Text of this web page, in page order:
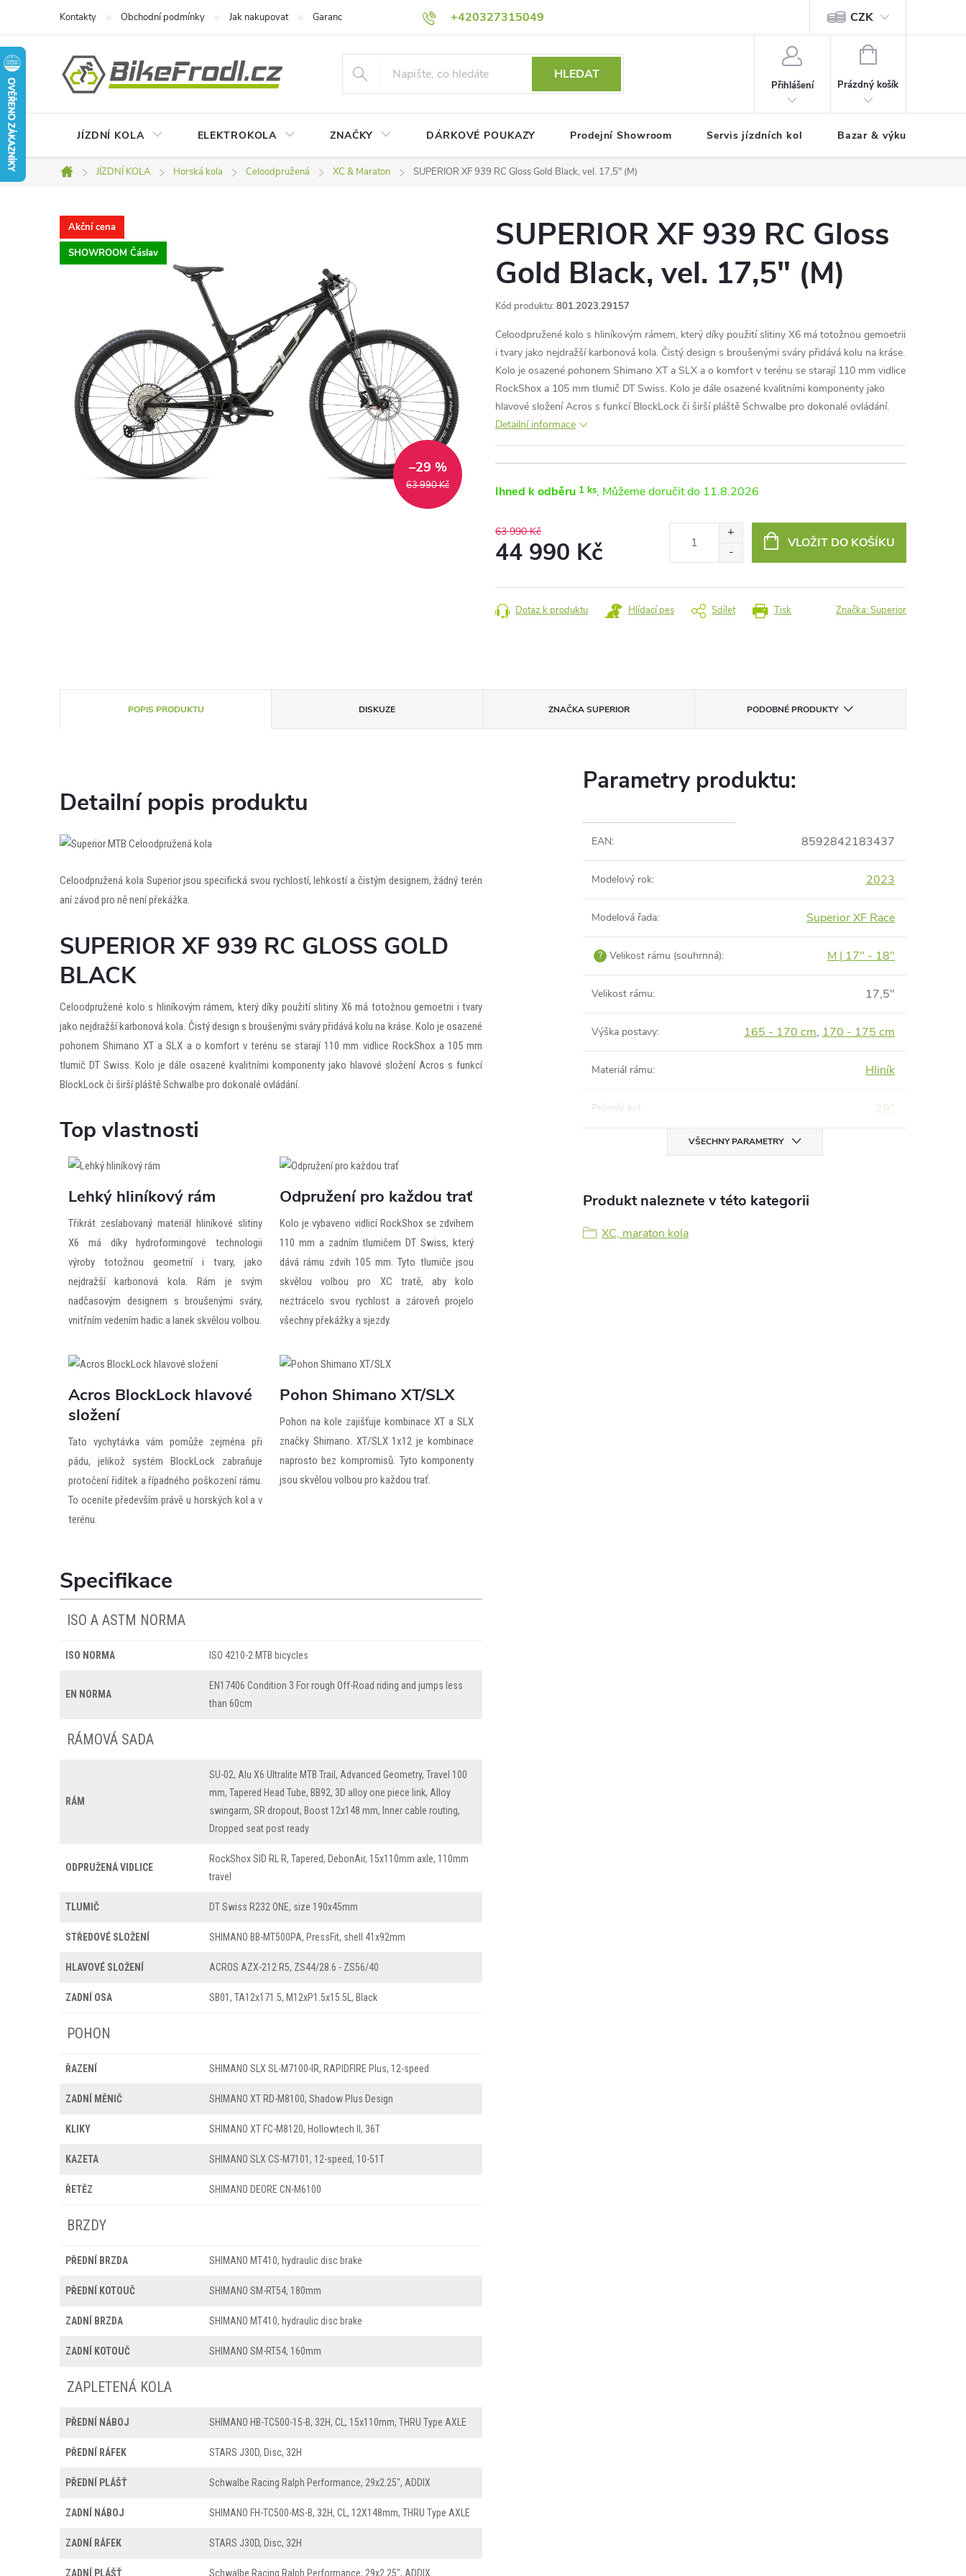
obsah
+420327315049
Kontakty Obchodní podmínky Jak nakupovat Garance nejnižší ceny! Podmínky ochrany osobních údajů CZK
HLEDAT
Přihlášení
NÁKUPNÍ
Prázdný košík
JÍZDNÍ KOLA ELEKTROKOLA ZNAČKY DÁRKOVÉ POUKAZY Prodejní Showroom Servis jízdních kol Bazar & výkup jízdních
Domů
JÍZDNÍ KOLA Horská kola Celoodpružená XC & Maraton SUPERIOR XF 939 RC Gloss Gold Black, vel. 17,5" (M)
Akční cena
SHOWROOM Čáslav
63 990 Kč
–29 %
SUPERIOR XF 939 RC Gloss
Gold Black, vel. 17,5" (M)
Kód produktu: 801.2023.29157
Celoodpružené kolo s hliníkovým rámem, který díky použití slitiny X6 má totožnou gemoetrii
i tvary jako nejdražší karbonová kola. Čistý design s broušenými sváry přidává kolu na kráse.
Kolo je osazené pohonem Shimano XT a SLX a o komfort v terénu se starají 110 mm vidlice
RockShox a 105 mm tlumič DT Swiss. Kolo je dále osazené kvalitními komponenty jako
hlavové složení Acros s funkcí BlockLock či širší pláště Schwalbe pro dokonalé ovládání.
Detailní informace
Ihned k odběru 1 ks 11.8.2026
63 990 Kč
44 990 Kč
cena:
VLOŽIT DO KOŠÍKU
Tisk
Dotaz k produktu Hlídací pes Sdílet Značka:Superior
POPIS PRODUKTU DISKUZE ZNAČKASUPERIOR PODOBNÉ PRODUKTY
Detailní popis produktu
Celoodpružená kola Superior jsou specifická svou rychlostí, lehkostí a čistým designem, žádný terén
aní závod pro ně není překážka.
SUPERIOR XF 939 RC GLOSS GOLD
BLACK
Celoodpružené kolo s hliníkovým rámem, který díky použití slitiny X6 má totožnou gemoetrii i tvary
jako nejdražší karbonová kola. Čistý design s broušenými sváry přidává kolu na kráse. Kolo je osazené
pohonem Shimano XT a SLX a o komfort v terénu se starají 110 mm vidlice RockShox a 105 mm
tlumič DT Swiss. Kolo je dále osazené kvalitními komponenty jako hlavové složení Acros s funkcí
BlockLock či širší pláště Schwalbe pro dokonalé ovládání.
Top vlastnosti
Lehký hliníkový rám
Třikrát zeslabovaný materiál hliníkové slitiny
X6 má díky hydroformingové technologii
výroby totožnou geometrií i tvary, jako
nejdražší karbonová kola. Rám je svým
nadčasovým designem s broušenými sváry,
vnitřním vedením hadic a lanek skvělou volbou.
Odpružení pro každou trať
Kolo je vybaveno vidlicí RockShox se zdvihem
110 mm a zadním tlumičem DT Swiss, který
dává rámu zdvih 105 mm. Tyto tlumiče jsou
skvělou volbou pro XC tratě, aby kolo
neztrácelo svou rychlost a zároveň projelo
všechny překážky a sjezdy.
Acros BlockLock hlavové
složení
Tato vychytávka vám pomůže zejména při
pádu, jelikož systém BlockLock zabraňuje
protočení řidítek a řípadného poškození rámu.
To oceníte především právě u horských kol a v
terénu.
Pohon Shimano XT/SLX
Pohon na kole zajišťuje kombinace XT a SLX
značky Shimano. XT/SLX 1x12 je kombinace
naprosto bez kompromisů. Tyto komponenty
jsou skvělou volbou pro každou trať.
Specifikace
ISO A ASTM NORMA
ISO NORMA ISO 4210-2 MTB bicycles
EN NORMA
EN17406 Condition 3 For rough Off-Road riding and jumps less
than 60cm
RÁMOVÁ SADA
RÁM
SU-02, Alu X6 Ultralite MTB Trail, Advanced Geometry, Travel 100
mm, Tapered Head Tube, BB92, 3D alloy one piece link, Alloy
swingarm, SR dropout, Boost 12x148 mm, Inner cable routing,
Dropped seat post ready
ODPRUŽENÁ VIDLICE
RockShox SID RL R, Tapered, DebonAir, 15x110mm axle, 110mm
travel
TLUMIČ DT Swiss R232 ONE, size 190x45mm
STŘEDOVÉ SLOŽENÍ SHIMANO BB-MT500PA, PressFit, shell 41x92mm
HLAVOVÉ SLOŽENÍ ACROS AZX-212 R5, ZS44/28.6 - ZS56/40
ZADNÍ OSA SB01, TA12x171.5, M12xP1.5x15.5L, Black
POHON
ŘAZENÍ SHIMANO SLX SL-M7100-IR, RAPIDFIRE Plus, 12-speed
ZADNÍ MĚNIČ SHIMANO XT RD-M8100, Shadow Plus Design
KLIKY SHIMANO XT FC-M8120, Hollowtech II, 36T
KAZETA SHIMANO SLX CS-M7101, 12-speed, 10-51T
ŘETĚZ SHIMANO DEORE CN-M6100
BRZDY
PŘEDNÍ BRZDA SHIMANO MT410, hydraulic disc brake
PŘEDNÍ KOTOUČ SHIMANO SM-RT54, 180mm
ZADNÍ BRZDA SHIMANO MT410, hydraulic disc brake
ZADNÍ KOTOUČ SHIMANO SM-RT54, 160mm
ZAPLETENÁ KOLA
PŘEDNÍ NÁBOJ SHIMANO HB-TC500-15-B, 32H, CL, 15x110mm, THRU Type AXLE
PŘEDNÍ RÁFEK STARS J30D, Disc, 32H
PŘEDNÍ PLÁŠŤ Schwalbe Racing Ralph Performance, 29x2.25", ADDIX
ZADNÍ NÁBOJ SHIMANO FH-TC500-MS-B, 32H, CL, 12X148mm, THRU Type AXLE
ZADNÍ RÁFEK STARS J30D, Disc, 32H
ZADNÍ PLÁŠŤ Schwalbe Racing Ralph Performance, 29x2.25", ADDIX
Parametry produktu:
EAN: 8592842183437
Modelový rok: 2023
Modelová řada: Superior XF Race
? Velikost rámu (souhrnná): M | 17" - 18"
Velikost rámu: 17,5"
Výška postavy: 165 - 170 cm, 170 - 175 cm
Materiál rámu: Hliník
Průměr kol: 29"
VŠECHNY PARAMETRY
Produkt naleznete v této kategorii
XC, maraton kola